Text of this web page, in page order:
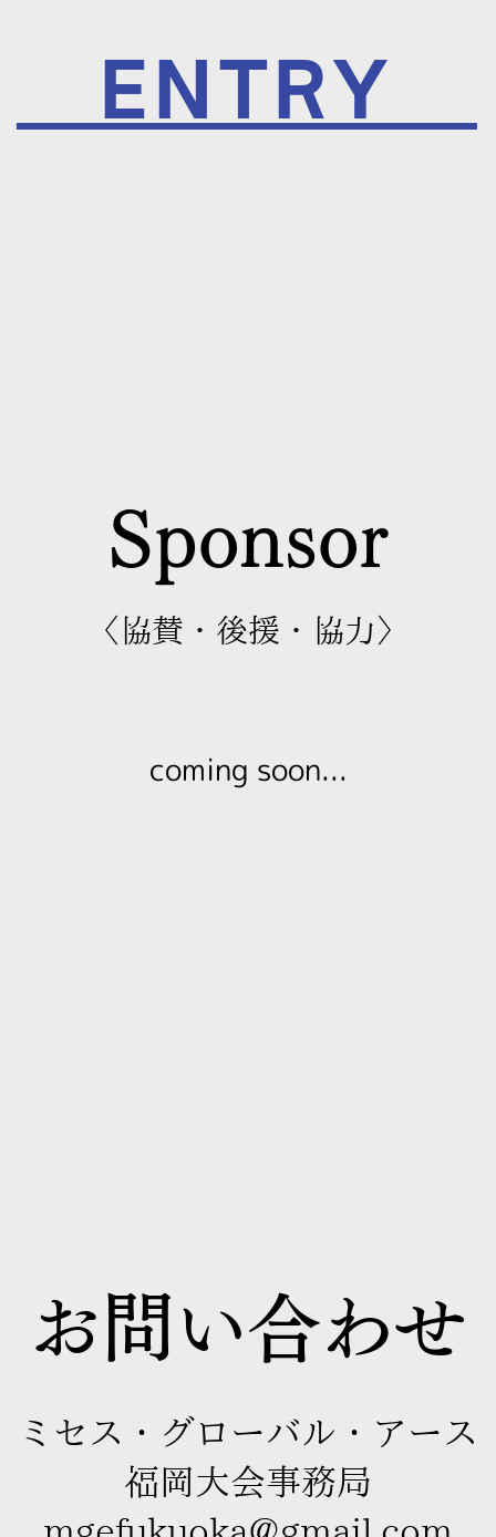
ENTRY
Sponsor
〈協賛・後援・協力〉
coming soon...
お問い合わせ
ミセス・グローバル・アース
福岡大会事務局
mgefukuoka@gmail.com